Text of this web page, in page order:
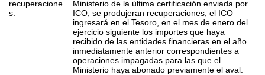
recuperacione
s.
Ministerio de la última certificación enviada por
ICO, se produjeran recuperaciones, el ICO
ingresará en el Tesoro, en el mes de enero del
ejercicio siguiente los importes que haya
recibido de las entidades financieras en el año
inmediatamente anterior correspondientes a
operaciones impagadas para las que el
Ministerio haya abonado previamente el aval.